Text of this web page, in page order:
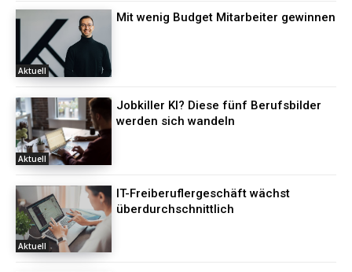
Aktuell
Mit wenig Budget Mitarbeiter gewinnen
Aktuell
Jobkiller KI? Diese fünf Berufsbilder
werden sich wandeln
Aktuell
IT-Freiberuflergeschäft wächst
überdurchschnittlich